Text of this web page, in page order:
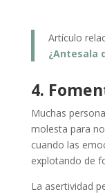
Artículo
¿Antesala
4.
Muchas
molesta para
cuando las
explotando de
La asertividad